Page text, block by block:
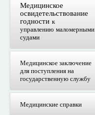
Медицинское
освидетельствование
годности к
управлению маломерными
судами
Медицинское заключение
для поступления на
государственную службу
Медицинские справки